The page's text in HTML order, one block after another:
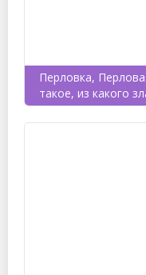
Перловка,
такое, из какого